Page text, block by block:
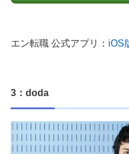
エン転職 公式アプリ： iOS
3：doda